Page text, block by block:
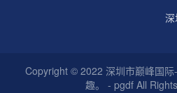
Copyright © 2022 深圳市巅峰国
趣。 - pgdf All